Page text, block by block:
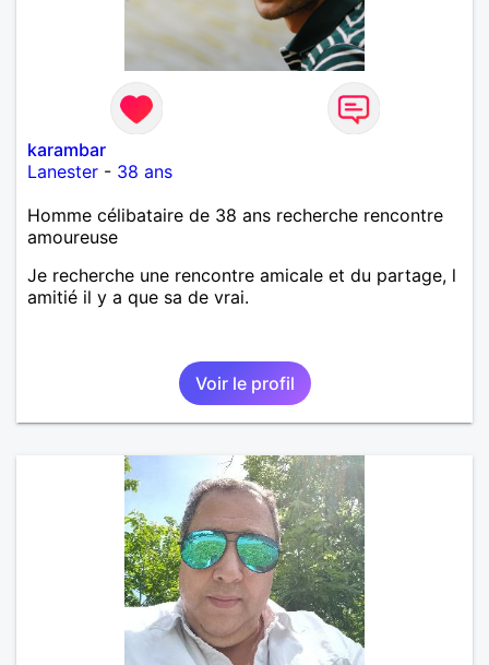
karambar
Lanester - 38 ans
Homme célibataire de 38 ans recherche rencontre
amoureuse
Je recherche une rencontre amicale et du partage, l
amitié il y a que sa de vrai.
Voir le profil